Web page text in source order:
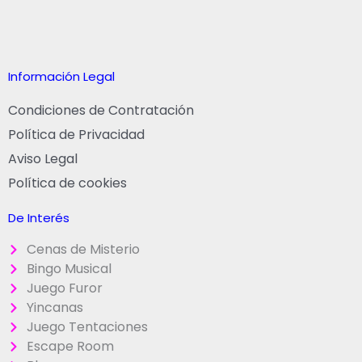
Información Legal
Condiciones de Contratación
Política de Privacidad
Aviso Legal
Política de cookies
De Interés
Cenas de Misterio
Bingo Musical
Juego Furor
Yincanas
Juego Tentaciones
Escape Room